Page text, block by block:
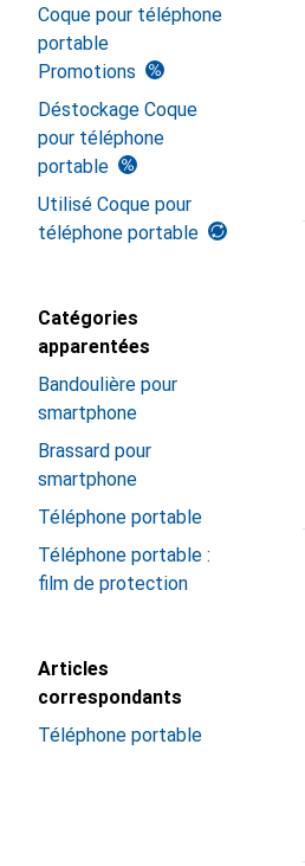
Coque pour téléphone
portable
Promotions
Déstockage Coque
pour téléphone
portable
Utilisé Coque pour
téléphone portable
Catégories
apparentées
Bandoulière pour
smartphone
Brassard pour
smartphone
Téléphone portable
Téléphone portable :
film de protection
Articles
correspondants
Téléphone portable